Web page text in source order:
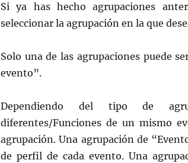
Si ya has hecho agrupaciones
seleccionar la agrupación en la que
Solo una de las agrupaciones puede
evento”.
Dependiendo del tipo de
diferentes/Funciones de un mismo
agrupación. Una agrupación de
de perfil de cada evento. Una